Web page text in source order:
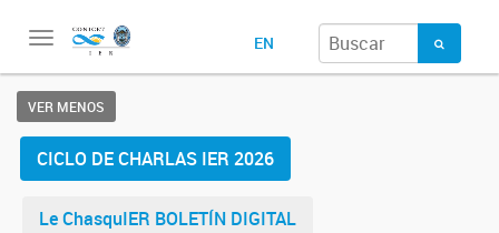
Toggle
EN
VER MENOS
CICLO DE CHARLAS IER 2026
Le ChasquIER BOLETÍN DIGITAL